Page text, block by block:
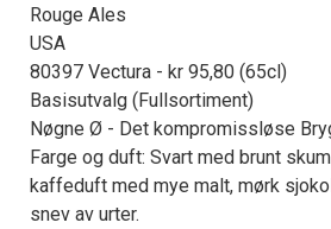
Rouge Ales
USA
80397 Vectura - kr 95,80 (65cl)
Basisutvalg (Fullsortiment)
Nøgne Ø - Det kompromissløse
Farge og duft: Svart med brunt
kaffeduft med mye malt, mørk
snev av urter.